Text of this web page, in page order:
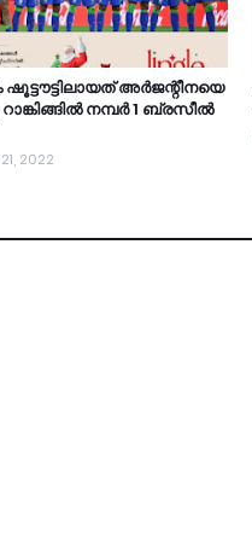
ഷൂട്ടൗട്ടിലായത് അർജന്റീനയെ
റാങ്കിങ്ങിൽ നമ്പർ 1 ബ്രസീൽ
2022